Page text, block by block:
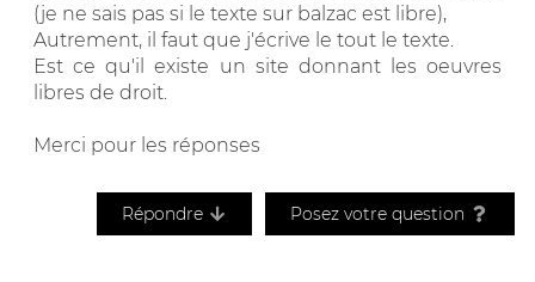
(je ne sais pas si le texte sur balzac est libre),
Autrement, il faut que j'écrive le tout le texte.
Est ce qu'il existe un site donnant les oeuvres
libres de droit.
Merci pour les réponses
Répondre Posez votre question